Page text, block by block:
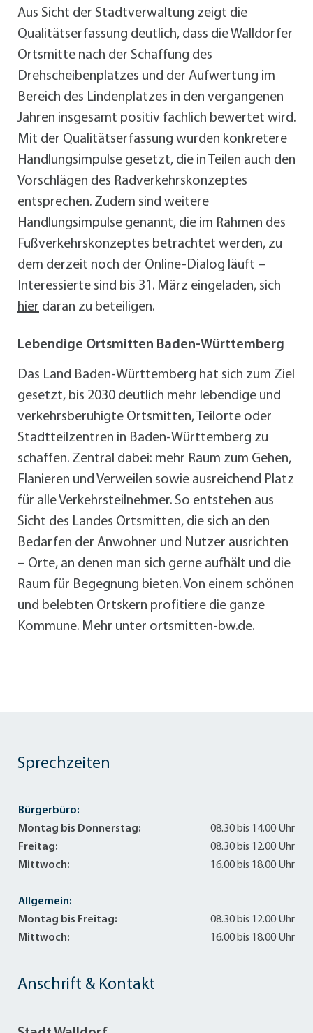
Aus Sicht der Stadtverwaltung zeigt die
Qualitätserfassung deutlich, dass die Walldorfer
Ortsmitte nach der Schaffung des
Drehscheibenplatzes und der Aufwertung im
Bereich des Lindenplatzes in den vergangenen
Jahren insgesamt positiv fachlich bewertet wird.
Mit der Qualitätserfassung wurden konkretere
Handlungsimpulse gesetzt, die in Teilen auch den
Vorschlägen des Radverkehrskonzeptes
entsprechen. Zudem sind weitere
Handlungsimpulse genannt, die im Rahmen des
Fußverkehrskonzeptes betrachtet werden, zu
dem derzeit noch der Online-Dialog läuft –
Interessierte sind bis 31. März eingeladen, sich
hier daran zu beteiligen.
Lebendige Ortsmitten Baden-Württemberg
Das Land Baden-Württemberg hat sich zum Ziel
gesetzt, bis 2030 deutlich mehr lebendige und
verkehrsberuhigte Ortsmitten, Teilorte oder
Stadtteilzentren in Baden-Württemberg zu
schaffen. Zentral dabei: mehr Raum zum Gehen,
Flanieren und Verweilen sowie ausreichend Platz
für alle Verkehrsteilnehmer. So entstehen aus
Sicht des Landes Ortsmitten, die sich an den
Bedarfen der Anwohner und Nutzer ausrichten
– Orte, an denen man sich gerne aufhält und die
Raum für Begegnung bieten. Von einem schönen
und belebten Ortskern profitiere die ganze
Kommune. Mehr unter ortsmitten-bw.de.
Anschrift & Kontakt
Sprechzeiten
Bürgerbüro:
Montag bis Donnerstag:
08.30 bis 14.00 Uhr
Freitag:
08.30 bis 12.00 Uhr
Mittwoch:
16.00 bis 18.00 Uhr
Allgemein:
Montag bis Freitag:
08.30 bis 12.00 Uhr
Mittwoch:
16.00 bis 18.00 Uhr